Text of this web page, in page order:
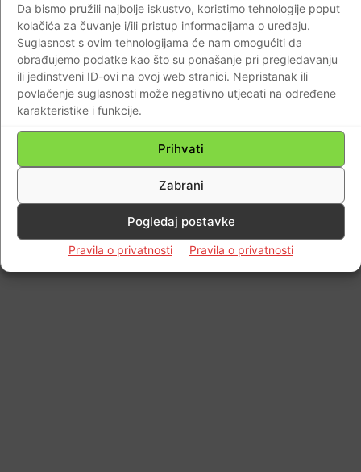
Da bismo pružili najbolje iskustvo, koristimo tehnologije poput
kolačića za čuvanje i/ili pristup informacijama o uređaju.
Suglasnost s ovim tehnologijama će nam omogućiti da
obrađujemo podatke kao što su ponašanje pri pregledavanju
ili jedinstveni ID-ovi na ovoj web stranici. Nepristanak ili
povlačenje suglasnosti može negativno utjecati na određene
karakteristike i funkcije.
Prihvati
Zabrani
Pogledaj postavke
Pravila o privatnosti Pravila o privatnosti
Impressum Kontaktirajte nas Pravila o privatnosti
© Newspaper WordPress Theme by TagDiv